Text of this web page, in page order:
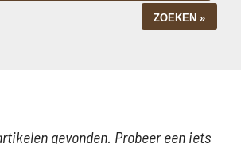
gevonden. Probeer een iets